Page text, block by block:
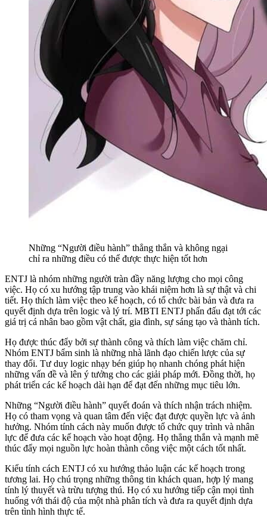
Những “Người điều hành” thẳng thắn và không ngại
chỉ ra những điều có thể được thực hiện tốt hơn
ENTJ là nhóm những người tràn đầy năng lượng cho mọi công
việc. Họ có xu hướng tập trung vào khái niệm hơn là sự thật và chi
tiết. Họ thích làm việc theo kế hoạch, có tổ chức bài bản và đưa ra
quyết định dựa trên logic và lý trí. MBTI ENTJ phấn đấu đạt tới các
giá trị cá nhân bao gồm vật chất, gia đình, sự sáng tạo và thành tích.
Họ được thúc đẩy bởi sự thành công và thích làm việc chăm chỉ.
Nhóm ENTJ bẩm sinh là những nhà lãnh đạo chiến lược của sự
thay đổi. Tư duy logic nhạy bén giúp họ nhanh chóng phát hiện
những vấn đề và lên ý tưởng cho các giải pháp mới. Đồng thời, họ
phát triển các kế hoạch dài hạn để đạt đến những mục tiêu lớn.
Những “Người điều hành” quyết đoán và thích nhận trách nhiệm.
Họ có tham vọng và quan tâm đến việc đạt được quyền lực và ảnh
hưởng. Nhóm tính cách này muốn được tổ chức quy trình và nhân
lực để đưa các kế hoạch vào hoạt động. Họ thẳng thắn và mạnh mẽ
thúc đẩy mọi nguồn lực hoàn thành công việc một cách tốt nhất.
Kiểu tính cách ENTJ có xu hướng thảo luận các kế hoạch trong
tương lai. Họ chú trọng những thông tin khách quan, hợp lý mang
tính lý thuyết và trừu tượng thú. Họ có xu hướng tiếp cận mọi tình
huống với thái độ của một nhà phân tích và đưa ra quyết định dựa
trên tình hình thực tế.